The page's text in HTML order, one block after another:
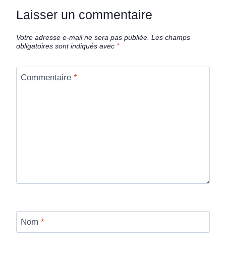
Laisser un commentaire
Votre adresse e-mail ne sera pas publiée. Les champs
obligatoires sont indiqués avec *
Commentaire *
Nom *